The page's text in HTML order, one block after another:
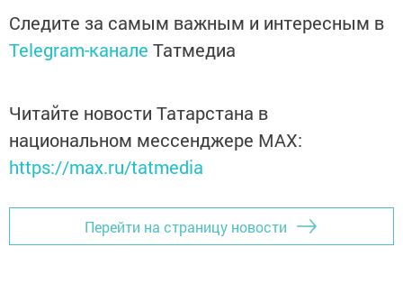
Следите за самым важным и интересным в
Telegram-канале Татмедиа
Читайте новости Татарстана в
национальном мессенджере MАХ:
https://max.ru/tatmedia
Перейти на страницу новости